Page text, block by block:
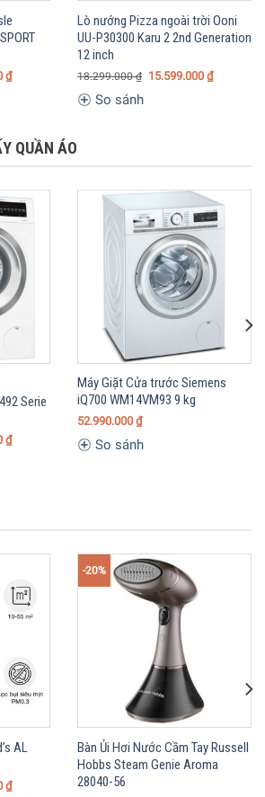
₫
Lò nướng Pizza ngoài trời Ooni
UU-P30300 Karu 2 2nd Generation
12 inch
18.299.000₫ 15.599.000 ₫
So sánh
QUẦN ÁO
Serie
₫
Máy Giặt Cửa trước Siemens
iQ700 WM14VM93 9 kg
52.990.000 ₫
So sánh
AL
₫
-20%
Bàn Ủi Hơi Nước Cầm Tay Russell
Hobbs Steam Genie Aroma
28040-56